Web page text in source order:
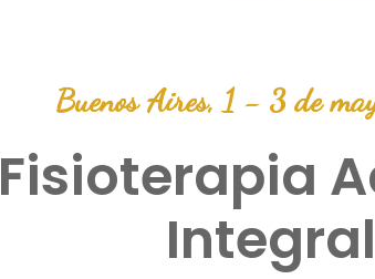
Buenos Aires, 1 - 3 de
Fisioterapia
Integral